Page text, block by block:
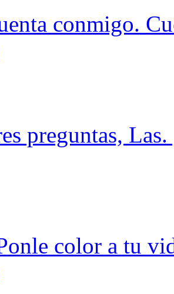
conmigo.
preguntas,
color a tu